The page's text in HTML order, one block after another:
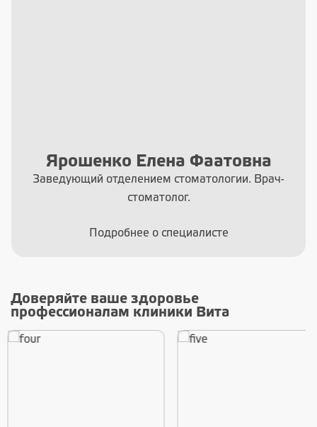
Ярошенко Елена Фаатовна
Заведующий отделением стоматологии. Врач-
стоматолог.
Подробнее о специалисте
Доверяйте ваше здоровье
профессионалам клиники Вита